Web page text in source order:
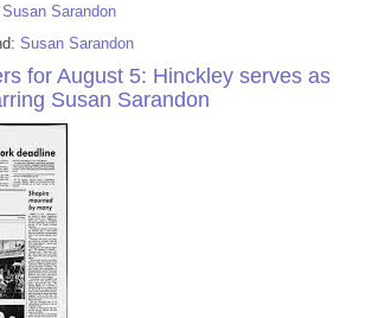
Susan Sarandon
Susan Sarandon
for August 5: Hinckley serves as
Susan Sarandon